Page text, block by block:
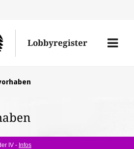
Lobbyregister
Menü
IV - Infos